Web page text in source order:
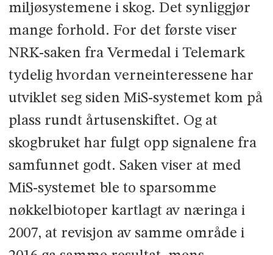
miljø­systemene i skog. Det synliggjør
mange forhold. For det første viser
NRK-­saken fra Vermedal i Telemark
tydelig hvordan verneinteressene har
utviklet seg siden MiS­-systemet kom på
plass rundt årtusenskiftet. Og at
skogbruket har fulgt opp signalene fra
samfunnet godt. Saken viser at med
MiS­-systemet ble to sparsomme
nøkkelbiotoper kart­lagt av næringa i
2007, at revisjon av samme område i